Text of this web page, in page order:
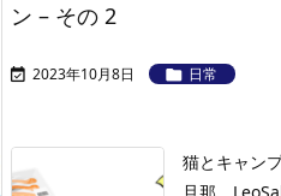
ン – その 2
 2023年10月8日  日常
猫とキャン